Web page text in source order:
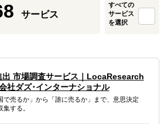
サービス
すべての
サービス
を選択
出 市場調査サービス｜LocaResearch
社ダズ･インターナショナル
で売るか」から「誰に売るか」まで、意思決定
集する。